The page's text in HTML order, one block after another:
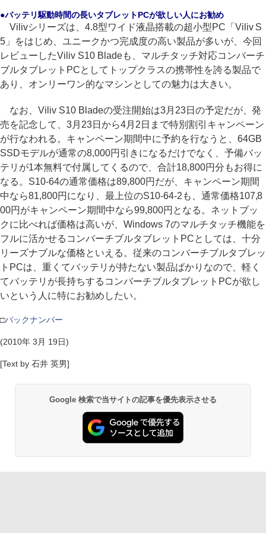
●バッテリ駆動時間の長いタブレットPCが欲しい人にお勧め
Vilivシリーズは、4.8型ワイド液晶搭載の超小型PC「Viliv S
5」をはじめ、ユニークかつ完成度の高い製品が多いが、今回
レビューしたViliv S10 Bladeも、マルチタッチ対応コンバーチ
ブルタブレットPCとしてトップクラスの携帯性を誇る製品で
あり、オンリーワン的なマシンとしての魅力は大きい。
なお、Viliv S10 Bladeの受注開始は3月23日の予定だが、発
売を記念して、3月23日から4月2日まで特別割引キャンペーン
が行なわれる。キャンペーン期間中に予約を行なうと、64GB
SSDモデルが通常の8,000円引きになるだけでなく、予備バッ
テリが1本無料で付属してくるので、合計18,800円分もお得に
なる。S10-64の通常価格は89,800円だが、キャンペーン期間
中なら81,800円になり、最上位のS10-64-2も、通常価格107,8
00円がキャンペーン期間中なら99,800円となる。ネットブッ
クに比べれば価格は高いが、Windows 7のマルチタッチ機能を
フルに活かせるコンバーチブルタブレットPCとしては、十分
リーズナブルな価格といえる。従来のコンバーチブルタブレッ
トPCは、重くてバッテリが持たない製品ばかりなので、軽く
てバッテリが長持ちするコンバーチブルタブレットPCが欲し
いという人に特にお勧めしたい。
□バックナンバー
(2010年 3月 19日)
[Text by 石井 英男]
Google 検索で当サイトの記事を優先表示させる